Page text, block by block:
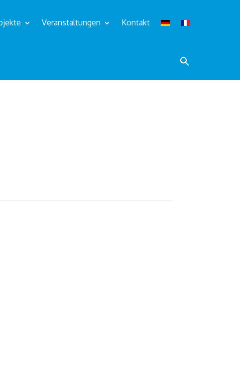
Veranstaltungen Kontakt